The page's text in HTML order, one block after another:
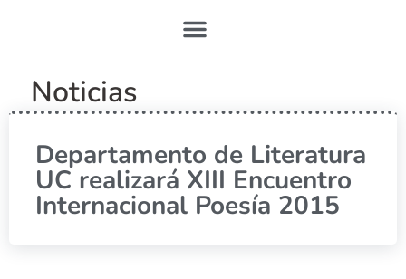
Noticias
Departamento de Literatura
UC realizará XIII Encuentro
Internacional Poesía 2015